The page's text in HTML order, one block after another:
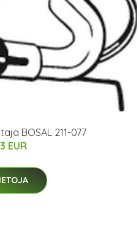
BOSAL 211-077
EUR